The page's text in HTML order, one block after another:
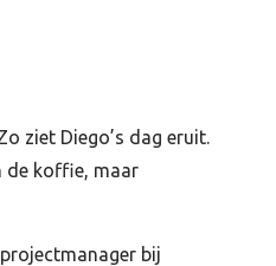
ziet Diego’s dag eruit.
de koffie, maar
bij